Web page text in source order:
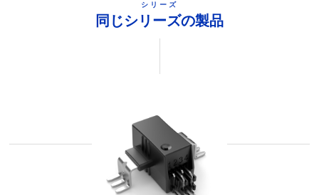
シリーズ
同じシリーズの製品